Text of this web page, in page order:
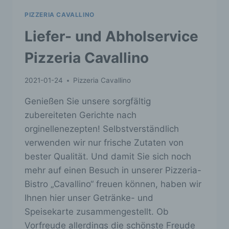
PIZZERIA CAVALLINO
Liefer- und Abholservice
Pizzeria Cavallino
2021-01-24 Pizzeria Cavallino
Genießen Sie unsere sorgfältig
zubereiteten Gerichte nach
orginellenezepten! Selbstverständlich
verwenden wir nur frische Zutaten von
bester Qualität. Und damit Sie sich noch
mehr auf einen Besuch in unserer Pizzeria-
Bistro „Cavallino“ freuen können, haben wir
Ihnen hier unser Getränke- und
Speisekarte zusammengestellt. Ob
Vorfreude allerdings die schönste Freude
zugeordnet werden können, sofern diese
aufbewahrt werden und technischen und
organisatorischen Maßnahmen unterliegen, die
gewährleisten, dass die personenbezogenen
Daten nicht einer identifizierten oder
zugewiesen werden.
g) Verantwortlicher oder für die
Verarbeitung Verantwortlicher
Verantwortlicher oder für die Verarbeitung
Verantwortlicher ist die natürliche oder
juristische Person, Behörde, Einrichtung oder
andere Stelle, die allein oder gemeinsam mit
anderen über die Zwecke und Mittel der
Verarbeitung von personenbezogenen Daten
entscheidet. Sind die Zwecke und Mittel dieser
Verarbeitung durch das Unionsrecht oder das
Recht der Mitgliedstaaten vorgegeben, so kann
der Verantwortliche beziehungsweise können